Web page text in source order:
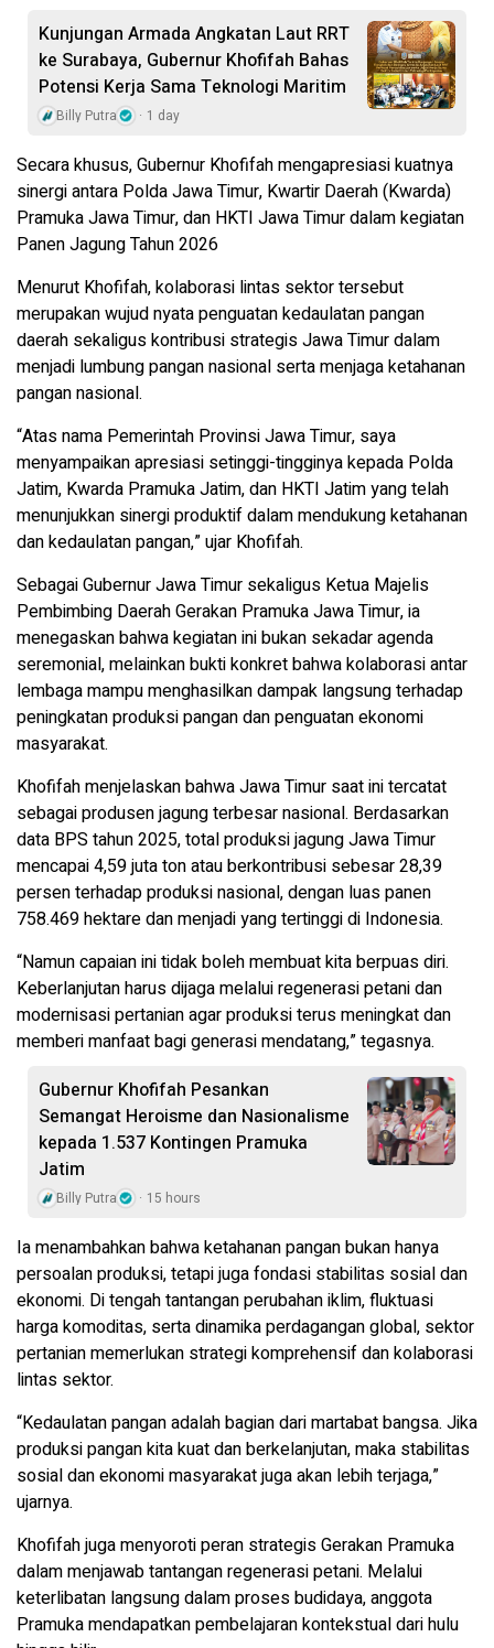
Kunjungan Armada Angkatan Laut RRT
ke Surabaya, Gubernur Khofifah Bahas
Potensi Kerja Sama Teknologi Maritim
Billy Putra 1 day
Secara khusus, Gubernur Khofifah mengapresiasi kuatnya
sinergi antara Polda Jawa Timur, Kwartir Daerah (Kwarda)
Pramuka Jawa Timur, dan HKTI Jawa Timur dalam kegiatan
Panen Jagung Tahun 2026
Menurut Khofifah, kolaborasi lintas sektor tersebut
merupakan wujud nyata penguatan kedaulatan pangan
daerah sekaligus kontribusi strategis Jawa Timur dalam
menjadi lumbung pangan nasional serta menjaga ketahanan
pangan nasional.
“Atas nama Pemerintah Provinsi Jawa Timur, saya
menyampaikan apresiasi setinggi-tingginya kepada Polda
Jatim, Kwarda Pramuka Jatim, dan HKTI Jatim yang telah
menunjukkan sinergi produktif dalam mendukung ketahanan
dan kedaulatan pangan,” ujar Khofifah.
Sebagai Gubernur Jawa Timur sekaligus Ketua Majelis
Pembimbing Daerah Gerakan Pramuka Jawa Timur, ia
menegaskan bahwa kegiatan ini bukan sekadar agenda
seremonial, melainkan bukti konkret bahwa kolaborasi antar
lembaga mampu menghasilkan dampak langsung terhadap
peningkatan produksi pangan dan penguatan ekonomi
masyarakat.
Khofifah menjelaskan bahwa Jawa Timur saat ini tercatat
sebagai produsen jagung terbesar nasional. Berdasarkan
data BPS tahun 2025, total produksi jagung Jawa Timur
mencapai 4,59 juta ton atau berkontribusi sebesar 28,39
persen terhadap produksi nasional, dengan luas panen
758.469 hektare dan menjadi yang tertinggi di Indonesia.
“Namun capaian ini tidak boleh membuat kita berpuas diri.
Keberlanjutan harus dijaga melalui regenerasi petani dan
modernisasi pertanian agar produksi terus meningkat dan
memberi manfaat bagi generasi mendatang,” tegasnya.
Gubernur Khofifah Pesankan
Semangat Heroisme dan Nasionalisme
kepada 1.537 Kontingen Pramuka
Jatim
Billy Putra 15 hours
Ia menambahkan bahwa ketahanan pangan bukan hanya
persoalan produksi, tetapi juga fondasi stabilitas sosial dan
ekonomi. Di tengah tantangan perubahan iklim, fluktuasi
harga komoditas, serta dinamika perdagangan global, sektor
pertanian memerlukan strategi komprehensif dan kolaborasi
lintas sektor.
“Kedaulatan pangan adalah bagian dari martabat bangsa. Jika
produksi pangan kita kuat dan berkelanjutan, maka stabilitas
sosial dan ekonomi masyarakat juga akan lebih terjaga,”
ujarnya.
Khofifah juga menyoroti peran strategis Gerakan Pramuka
dalam menjawab tantangan regenerasi petani. Melalui
keterlibatan langsung dalam proses budidaya, anggota
Pramuka mendapatkan pembelajaran kontekstual dari hulu